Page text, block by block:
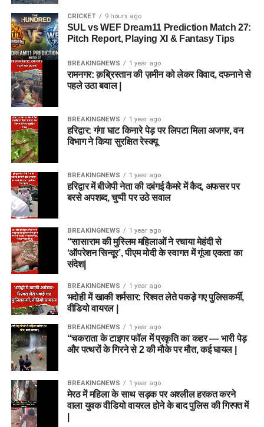
CRICKET 9 hours ago
SUL vs WEF Dream11 Prediction Match 27:
Pitch Report, Playing XI & Fantasy Tips
BREAKINGNEWS 1 year ago
रामनगर: क़ब्रिस्तान की ज़मीन को लेकर विवाद, दफनाने से
पहले उठा बवाल |
BREAKINGNEWS 1 year ago
हरिद्वार: गंगा घाट किनारे पेड़ पर लिपटा मिला अजगर, वन
विभाग ने किया सुरक्षित रेस्क्यू
BREAKINGNEWS 1 year ago
हरिद्वार में बीजेपी नेता की दबंगई कैमरे में कैद, अफसर पर
बरसे अपशब्द, चुप्पी पर उठे सवाल
BREAKINGNEWS 1 year ago
“सासाराम की मुस्लिम महिलाओं ने रचाया मेहंदी से
‘ऑपरेशन सिन्दूर’, पीएम मोदी के स्वागत में गूंजा एकता का
संदेश|
BREAKINGNEWS 1 year ago
भदोही में खाकी शर्मसार: रिश्वत लेते पकड़े गए पुलिसकर्मी,
वीडियो वायरल |
BREAKINGNEWS 1 year ago
“चकराता के टाइगर फॉल में प्रकृति का कहर — भारी पेड़
और पत्थरों के गिरने से 2 की मौके पर मौत, कई घायल |
BREAKINGNEWS 1 year ago
मेरठ में महिला के साथ सड़क पर अश्लील हरकत करने
वाला युवक वीडियो वायरल होने के बाद पुलिस की गिरफ्त में